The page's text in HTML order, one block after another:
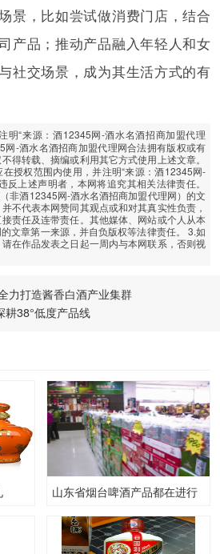
景，比如尝试做消费门店，结合
产品；推动产品融入年轻人和女
社交场景，成为其生活方式的有
明“来源：酒12345网-酒水名酒招商加盟代理
网-酒水名酒招商加盟代理网合法拥有版权或有
得转载、摘编或利用其它方式使用上述文章。
授权范围内使用，并注明“来源：酒12345网-
反上述声明者，本网将追究其相关法律责任。
非酒12345网-酒水名酒招商加盟代理网）的文
不代表本网赞同其观点或和对其真实性负责，
责任及连带责任。其他媒体、网站或个人从本
文章第一来源，并自负版权等法律责任。 3.如
在作品发表之日起一周内与本网联系，否则视
力打造酱香白酒产业集群
耕38°低度产品线
山东省烟台啤酒产品都在进行
降价促销活动